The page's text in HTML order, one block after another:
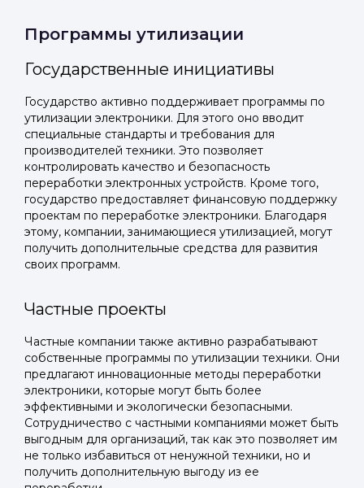
Войти в
профиль
Мы отправим код для входа на ваш
номер телефона.
Подать заявку
Отправьте заявку через мессенджер-бот — магазины
увидят её и пришлют предложения. Фото, описание и
AI-оценка прямо в чате.
Подать заявку
Отправьте заявку через мессенджер-бот — магазины
увидят её и пришлют предложения. Фото, описание и
AI-оценка прямо в чате.
Программы утилизации
Государственные инициативы
Государство активно поддерживает программы по
утилизации электроники. Для этого оно вводит
специальные стандарты и требования для
производителей техники. Это позволяет
контролировать качество и безопасность
переработки электронных устройств. Кроме того,
государство предоставляет финансовую поддержку
проектам по переработке электроники. Благодаря
этому, компании, занимающиеся утилизацией, могут
получить дополнительные средства для развития
своих программ.
Частные проекты
Частные компании также активно разрабатывают
собственные программы по утилизации техники. Они
предлагают инновационные методы переработки
электроники, которые могут быть более
эффективными и экологически безопасными.
Сотрудничество с частными компаниями может быть
выгодным для организаций, так как это позволяет им
не только избавиться от ненужной техники, но и
получить дополнительную выгоду из ее